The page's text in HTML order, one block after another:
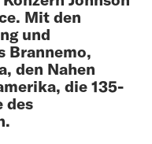
Mit den
und
Brannemo,
den Nahen
die 135-
des